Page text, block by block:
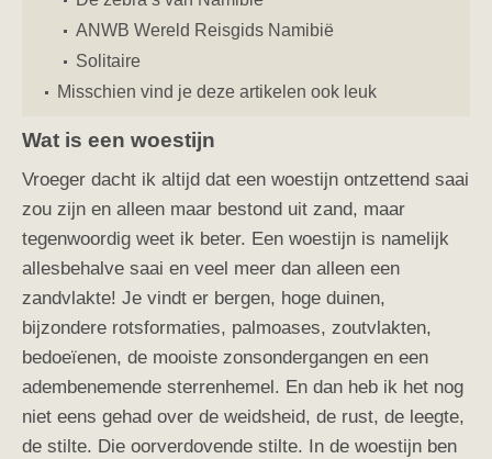
ANWB Wereld Reisgids Namibië
Solitaire
Misschien vind je deze artikelen ook leuk
Wat is een woestijn
Vroeger dacht ik altijd dat een woestijn ontzettend saai
zou zijn en alleen maar bestond uit zand, maar
tegenwoordig weet ik beter. Een woestijn is namelijk
allesbehalve saai en veel meer dan alleen een
zandvlakte! Je vindt er bergen, hoge duinen,
bijzondere rotsformaties, palmoases, zoutvlakten,
bedoeïenen, de mooiste zonsondergangen en een
adembenemende sterrenhemel. En dan heb ik het nog
niet eens gehad over de weidsheid, de rust, de leegte,
de stilte. Die oorverdovende stilte. In de woestijn ben